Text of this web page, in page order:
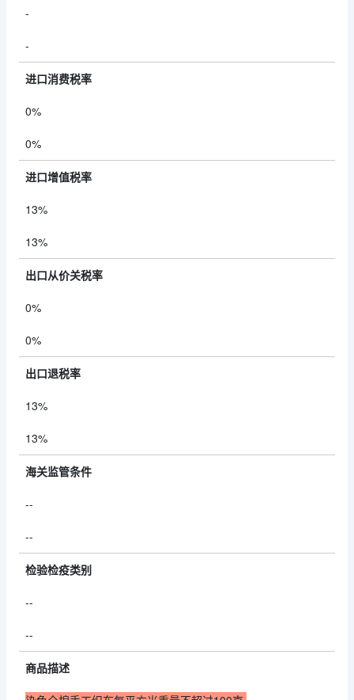
-
-
进口消费税率
0%
0%
进口增值税率
13%
13%
出口从价关税率
0%
0%
出口退税率
13%
13%
海关监管条件
--
--
检验检疫类别
--
--
商品描述